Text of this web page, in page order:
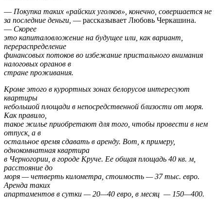
— Покупка таких «райских уголков», конечно, совершается не
за последние деньги, — рассказывает Любовь Черкашина.
— Скорее
это капиталовложение на будущее или, как вариант,
перераспределение
финансовых потоков во избежание пристального внимания
налоговых органов в
стране проживания.
Кроме этого в курортных зонах белорусов интересуют
квартиры
небольшой площади в непосредственной близости от моря.
Как правило,
такое жилье приобретают для того, чтобы провести в нем
отпуск, а в
остальное время сдавать в аренду. Вот, к примеру,
однокомнатная квартира
в Черногории, в городе Круче. Ее общая площадь 40 кв. м,
расстояние до
моря — четверть километра, стоимость — 37 тыс. евро.
Аренда таких
апартаментов в сутки — 20—40 евро, в месяц — 150—400.